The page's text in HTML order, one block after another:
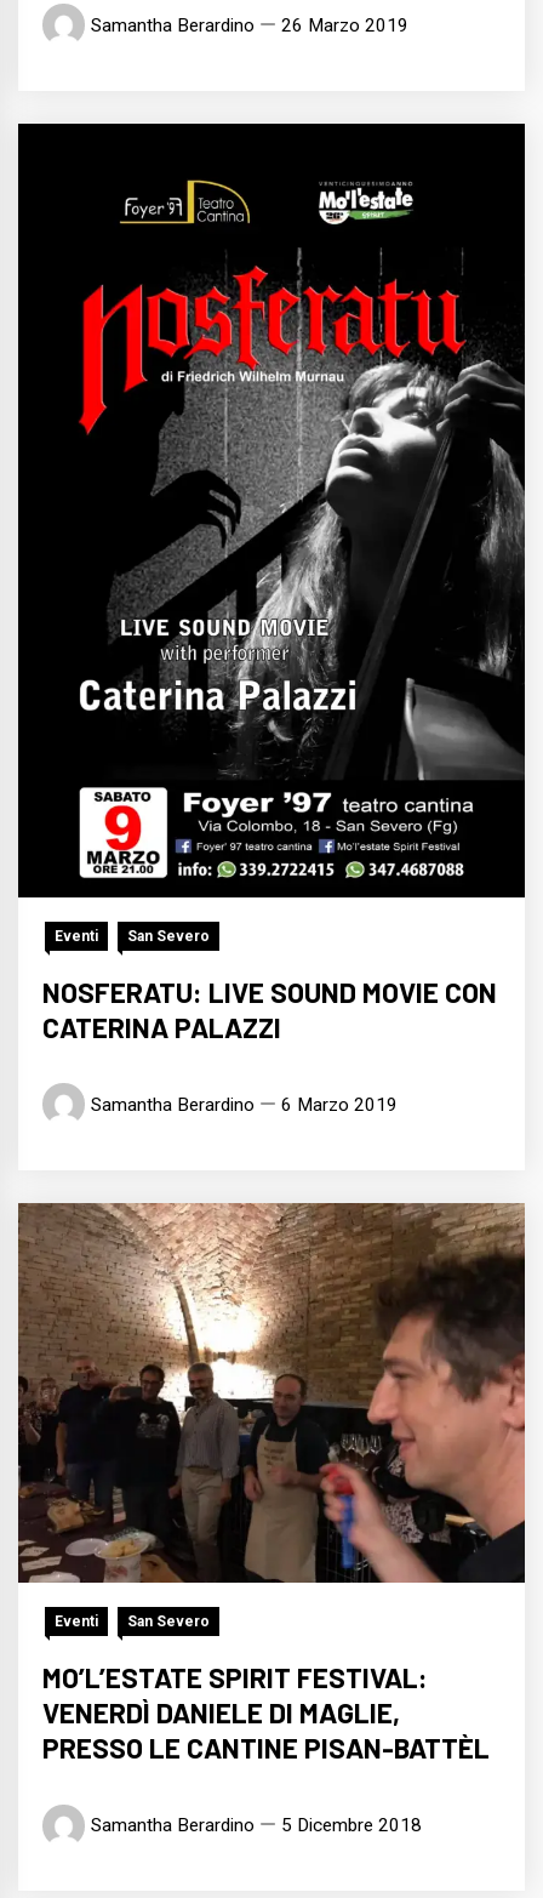
Samantha Berardino 26 Marzo 2019
Eventi San Severo
NOSFERATU: LIVE SOUND MOVIE CON
CATERINA PALAZZI
Samantha Berardino 6 Marzo 2019
Eventi San Severo
MO’L’ESTATE SPIRIT FESTIVAL:
VENERDÌ DANIELE DI MAGLIE,
PRESSO LE CANTINE PISAN-BATTÈL
Samantha Berardino 5 Dicembre 2018